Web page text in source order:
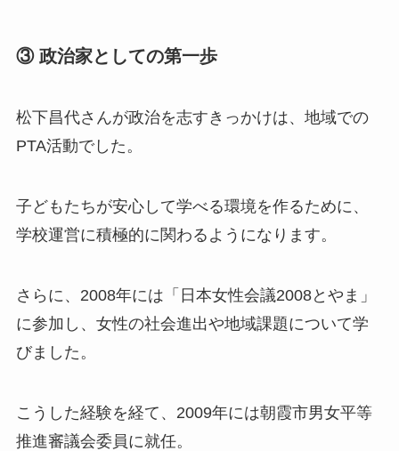
③ 政治家としての第一歩
松下昌代さんが政治を志すきっかけは、地域での
PTA活動でした。
子どもたちが安心して学べる環境を作るために、
学校運営に積極的に関わるようになります。
さらに、2008年には「日本女性会議2008とやま」
に参加し、女性の社会進出や地域課題について学
びました。
こうした経験を経て、2009年には朝霞市男女平等
推進審議会委員に就任。